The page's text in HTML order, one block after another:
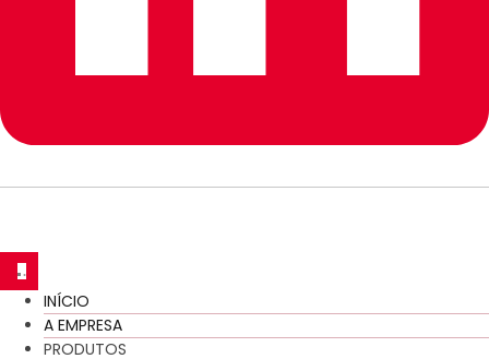
INÍCIO
A EMPRESA
PRODUTOS